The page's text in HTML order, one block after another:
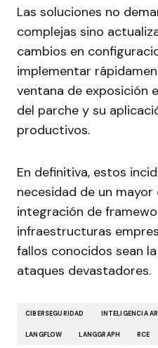
Las soluciones no
complejas sino
cambios en
implementar
ventana de exposición
del parche y su
productivos.
En definitiva, estos
necesidad de un
integración de
infraestructuras
fallos conocidos sean
ataques devastadores.
CIBERSEGURIDAD INTELIGENCIA
LANGFLOW LANGGRAPH RCE